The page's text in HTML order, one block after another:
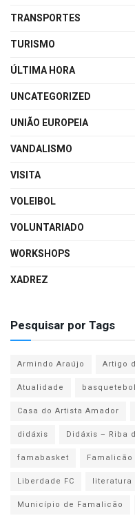
TRANSPORTES
TURISMO
ÚLTIMA HORA
UNCATEGORIZED
UNIÃO EUROPEIA
VANDALISMO
VISITA
VOLEIBOL
VOLUNTARIADO
WORKSHOPS
XADREZ
Pesquisar por Tags
Armindo Araújo Artigo
Atualidade
basquetebol
Casa do Artista Amador
didáxis
Didáxis – Riba
famabasket
Famalicão
Liberdade FC
literatura
Município de Famalicão